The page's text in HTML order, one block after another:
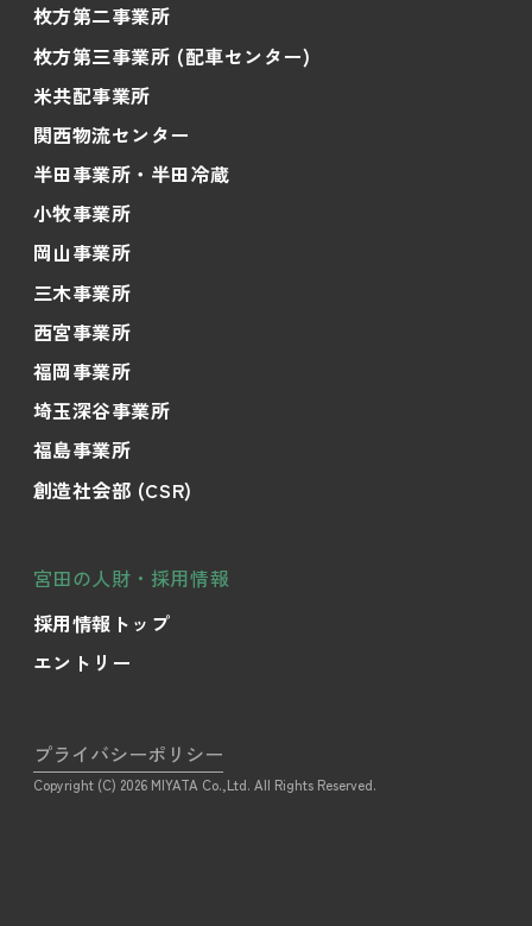
枚方第二事業所
枚方第三事業所 (配車センター)
米共配事業所
関西物流センター
半田事業所・半田冷蔵
小牧事業所
岡山事業所
三木事業所
西宮事業所
福岡事業所
埼玉深谷事業所
福島事業所
創造社会部 (CSR)
宮田の人財・採用情報
採用情報トップ
エントリー
プライバシーポリシー
Copyright (C) 2026 MIYATA Co.,Ltd. All Rights Reserved.